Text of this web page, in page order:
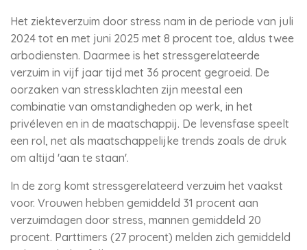
Het ziekteverzuim door stress nam in de periode van juli
2024 tot en met juni 2025 met 8 procent toe, aldus twee
arbodiensten. Daarmee is het stressgerelateerde
verzuim in vijf jaar tijd met 36 procent gegroeid. De
oorzaken van stressklachten zijn meestal een
combinatie van omstandigheden op werk, in het
privéleven en in de maatschappij. De levensfase speelt
een rol, net als maatschappelijke trends zoals de druk
om altijd 'aan te staan'.
In de zorg komt stressgerelateerd verzuim het vaakst
voor. Vrouwen hebben gemiddeld 31 procent aan
verzuimdagen door stress, mannen gemiddeld 20
procent. Parttimers (27 procent) melden zich gemiddeld